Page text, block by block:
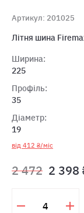
Артикул: 201025
Літня шина
Ширина:
225
Профіль:
35
Діаметр:
19
від 412 ₴/міс
2 472 2 398